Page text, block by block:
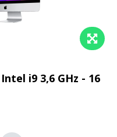
i9 3,6 GHz - 16